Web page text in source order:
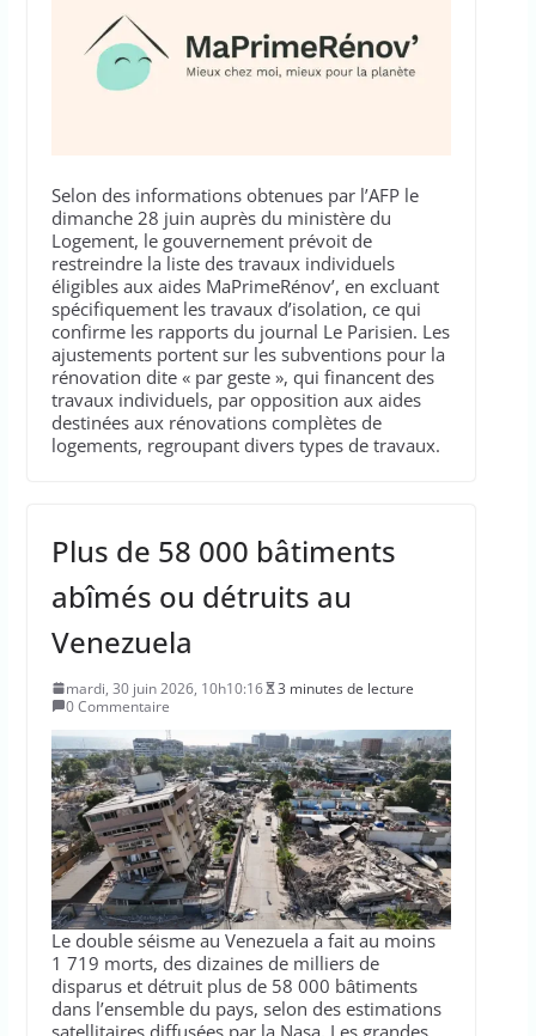
Selon des informations obtenues par l’AFP le
dimanche 28 juin auprès du ministère du
Logement, le gouvernement prévoit de
restreindre la liste des travaux individuels
éligibles aux aides MaPrimeRénov’, en excluant
spécifiquement les travaux d’isolation, ce qui
confirme les rapports du journal Le Parisien. Les
ajustements portent sur les subventions pour la
rénovation dite « par geste », qui financent des
travaux individuels, par opposition aux aides
destinées aux rénovations complètes de
logements, regroupant divers types de travaux.
Plus de 58 000 bâtiments
abîmés ou détruits au
Venezuela
mardi, 30 juin 2026, 10h10:16
3 minutes de lecture
0 Commentaire
Le double séisme au Venezuela a fait au moins
1 719 morts, des dizaines de milliers de
disparus et détruit plus de 58 000 bâtiments
dans l’ensemble du pays, selon des estimations